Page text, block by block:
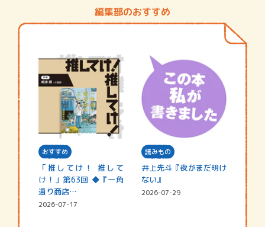
編集部のおすすめ
おすすめ
「推してけ！ 推して
け！」第63回 ◆『一角
通り商店…
2026-07-17
読みもの
井上先斗『夜がまだ明け
ない』
2026-07-29